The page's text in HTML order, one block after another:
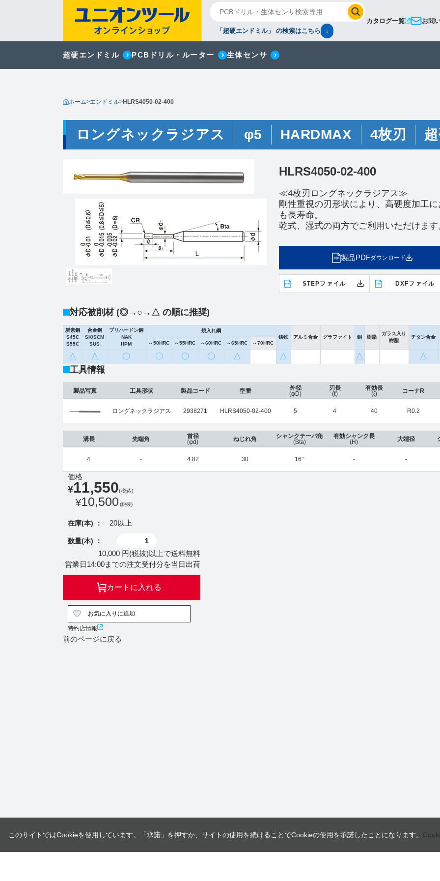
カタログ一覧
お問
「超硬エンドミル」 の検索はこちら
↓
超硬エンドミル PCBドリル・ルーター 生体センサ
ホーム>エンドミル>HLRS4050-02-400
ロングネックラジアス φ5 HARDMAX 4枚刃
HLRS4050-02-400
≪4枚刃ロングネックラジアス≫
剛性重視の刃形状により、高硬度加工
も長寿命。
乾式、湿式の両方でご利用いただけます
製品PDFダウンロード
STEPファイル DXFファイル
対応被削材 (◎→○→△ の順に推奨)
炭素鋼
S45C
S55C
合金鋼
SK/SCM
SUS
プリハードン鋼
NAK
HPM
焼入れ鋼
鋳鉄
アルミ合金 グラファイト 銅 樹脂
ガラス入り
樹脂
チタン合金
～50HRC
～55HRC ～60HRC ～65HRC ～70HRC
△ △ 〇 〇 〇 〇 △ △ △ △
工具情報
製品写真 工具形状
ロングネックラジアス
製品コード
2938271
型番
HLRS4050-02-400
外径
(φD)
5
刃長
(ℓ)
4
有効長
(ℓ)
40
コーナR
R0.2
溝長
4
先端角
-
首径
(φd)
4.82
ねじれ角
30
シャンクテーパ角
(Bta)
16°
有効シャンク長
(H)
-
大端径
-
価格
¥11,550(税込)
¥10,500 (税抜)
在庫(本) ： 20以上
数量(本) ：
10,000 円(税抜)以上で送料無料
営業日14:00までの注文受付分を当日出荷
カートに入れる
お気に入りに追加
特約店情報
前のページに戻る
このサイトではCookieを使用しています。「承諾」を押すか、サイトの使用を続けることでCookieの使用を承諾したことになります。